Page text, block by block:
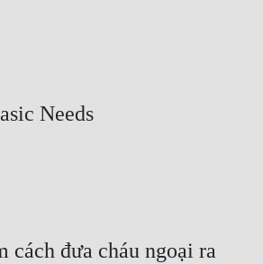
Needs
cách đưa cháu ngoại ra